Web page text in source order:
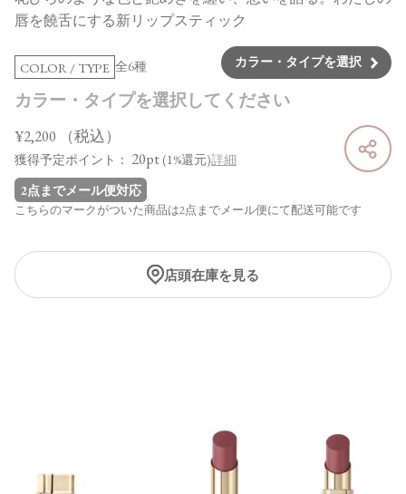
唇を饒舌にする新リップスティック
COLOR / TYPE 全6種 カラー・タイプを選択
カラー・タイプを選択してください
¥2,200 （税込）
獲得予定ポイント： 20pt (1%還元)詳細
2点までメール便対応
こちらのマークがついた商品は2点までメール便にて配送可能です
店頭在庫を見る